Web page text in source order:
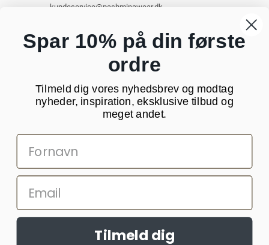
kundeservice@pashminawear.dk
NYHEDSBREV
SOCIALE MEDIER
Websitet anvender cookies til at huske dine indstillinger og statistik.
Spar 10% på din første
ordre
Tilmeld dig vores nyhedsbrev og modtag
nyheder, inspiration, eksklusive tilbud og
meget andet.
Tilmeld dig